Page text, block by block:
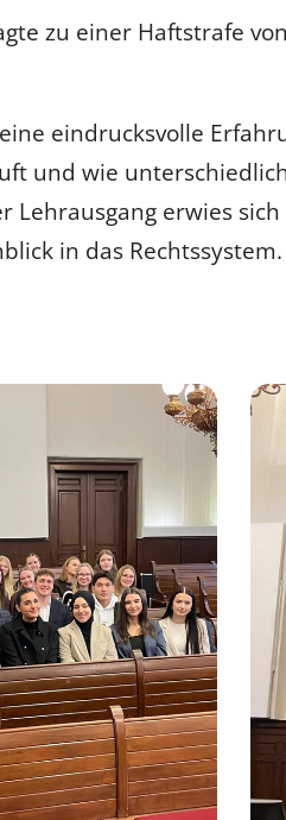
zu einer Haftstrafe
eindrucksvolle
und wie
Lehrausgang erwies
in das Rechtssystem.